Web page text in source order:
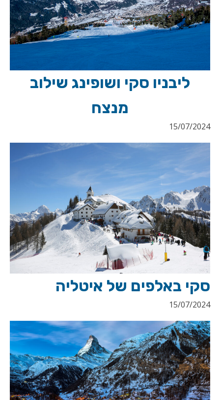
ליבניו סקי ושופינג שילוב
מנצח
15/07/2024
סקי באלפים של איטליה
15/07/2024